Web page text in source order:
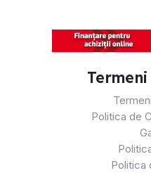
Politica de
Politica